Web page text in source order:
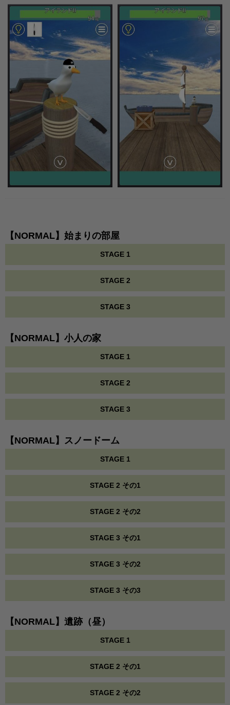
【NORMAL】始まりの部屋
STAGE 1
STAGE 2
STAGE 3
【NORMAL】小人の家
STAGE 1
STAGE 2
STAGE 3
【NORMAL】スノードーム
STAGE 1
STAGE 2 その1
STAGE 2 その2
STAGE 3 その1
STAGE 3 その2
STAGE 3 その3
【NORMAL】遺跡（昼）
STAGE 1
STAGE 2 その1
STAGE 2 その2